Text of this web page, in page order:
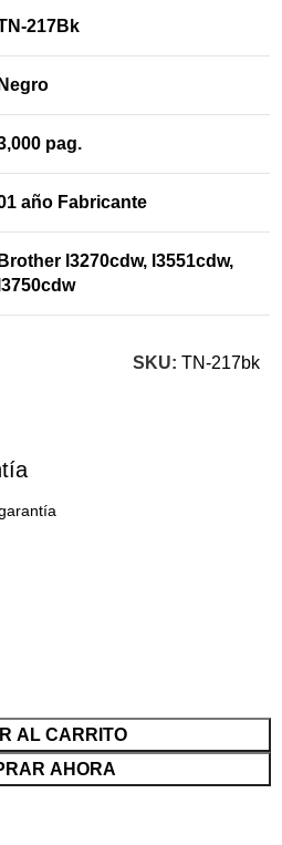
217Bk
Negro
pag.
año Fabricante
Brother l3270cdw, l3551cdw,
l3750cdw
SKU: TN-217bk
AL CARRITO
AHORA